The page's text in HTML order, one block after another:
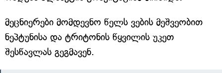
მეცნიერები მომდევნო წელს ვების მეშვეობით
ნეპტუნისა და ტრიტონის წყვილის უკეთ
შესწავლას გეგმავენ.